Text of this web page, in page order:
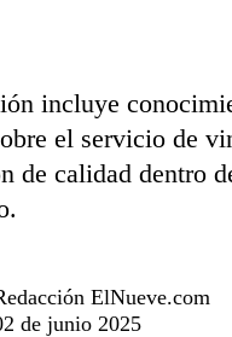
incluye
el servicio de
de calidad dentro
ElNueve.com
de junio 2025